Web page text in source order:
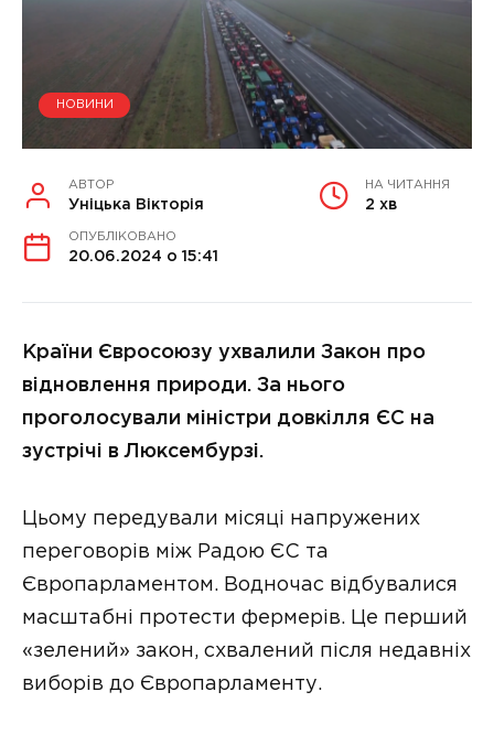
НОВИНИ
АВТОР
Уніцька Вікторія
НА ЧИТАННЯ
2 хв
ОПУБЛІКОВАНО
20.06.2024 о 15:41
Країни Євросоюзу ухвалили Закон про
відновлення природи. За нього
проголосували міністри довкілля ЄС на
зустрічі в Люксембурзі.
Цьому передували місяці напружених
переговорів між Радою ЄС та
Європарламентом. Водночас відбувалися
масштабні протести фермерів. Це перший
«зелений» закон, схвалений після недавніх
виборів до Європарламенту.